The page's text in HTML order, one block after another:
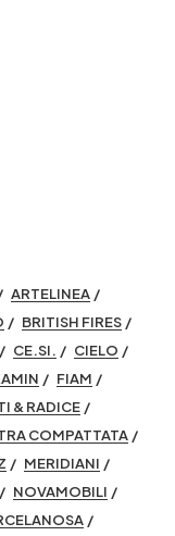
ARTELINEA
BRITISH FIRES
CE.SI.
CIELO
FIAM
& RADICE
COMPATTATA
MERIDIANI
NOVAMOBILI